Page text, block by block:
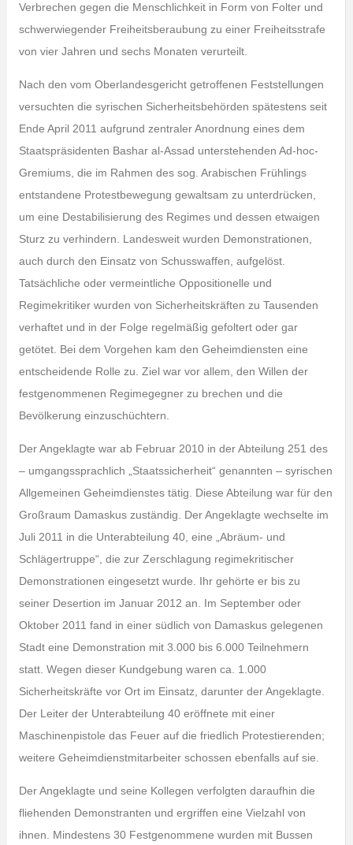
Verbrechen gegen die Menschlichkeit in Form von Folter und
schwerwiegender Freiheitsberaubung zu einer Freiheitsstrafe
von vier Jahren und sechs Monaten verurteilt.
Nach den vom Oberlandesgericht getroffenen Feststellungen
versuchten die syrischen Sicherheitsbehörden spätestens seit
Ende April 2011 aufgrund zentraler Anordnung eines dem
Staatspräsidenten Bashar al-Assad unterstehenden Ad-hoc-
Gremiums, die im Rahmen des sog. Arabischen Frühlings
entstandene Protestbewegung gewaltsam zu unterdrücken,
um eine Destabilisierung des Regimes und dessen etwaigen
Sturz zu verhindern. Landesweit wurden Demonstrationen,
auch durch den Einsatz von Schusswaffen, aufgelöst.
Tatsächliche oder vermeintliche Oppositionelle und
Regimekritiker wurden von Sicherheitskräften zu Tausenden
verhaftet und in der Folge regelmäßig gefoltert oder gar
getötet. Bei dem Vorgehen kam den Geheimdiensten eine
entscheidende Rolle zu. Ziel war vor allem, den Willen der
festgenommenen Regimegegner zu brechen und die
Bevölkerung einzuschüchtern.
Der Angeklagte war ab Februar 2010 in der Abteilung 251 des
– umgangssprachlich „Staatssicherheit“ genannten – syrischen
Allgemeinen Geheimdienstes tätig. Diese Abteilung war für den
Großraum Damaskus zuständig. Der Angeklagte wechselte im
Juli 2011 in die Unterabteilung 40, eine „Abräum- und
Schlägertruppe“, die zur Zerschlagung regimekritischer
Demonstrationen eingesetzt wurde. Ihr gehörte er bis zu
seiner Desertion im Januar 2012 an. Im September oder
Oktober 2011 fand in einer südlich von Damaskus gelegenen
Stadt eine Demonstration mit 3.000 bis 6.000 Teilnehmern
statt. Wegen dieser Kundgebung waren ca. 1.000
Sicherheitskräfte vor Ort im Einsatz, darunter der Angeklagte.
Der Leiter der Unterabteilung 40 eröffnete mit einer
Maschinenpistole das Feuer auf die friedlich Protestierenden;
weitere Geheimdienstmitarbeiter schossen ebenfalls auf sie.
Der Angeklagte und seine Kollegen verfolgten daraufhin die
fliehenden Demonstranten und ergriffen eine Vielzahl von
ihnen. Mindestens 30 Festgenommene wurden mit Bussen